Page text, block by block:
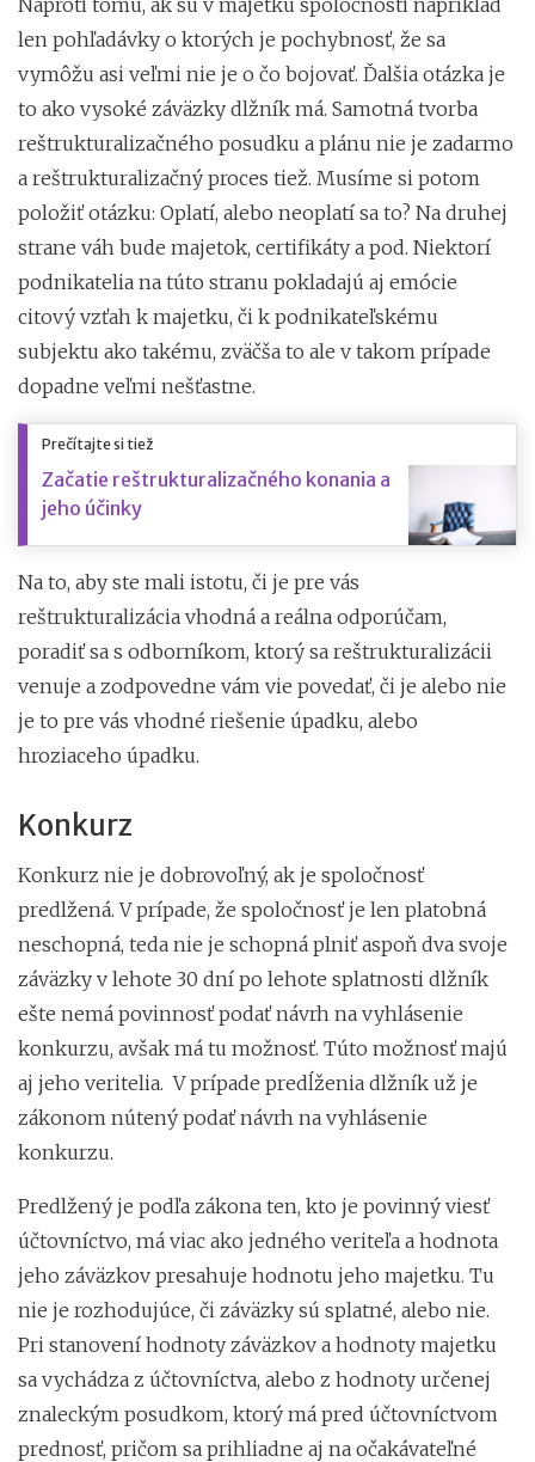
len pohľadávky o ktorých je pochybnosť, že sa
vymôžu asi veľmi nie je o čo bojovať. Ďalšia otázka je
to ako vysoké záväzky dlžník má. Samotná tvorba
reštrukturalizačného posudku a plánu nie je zadarmo
a reštrukturalizačný proces tiež. Musíme si potom
položiť otázku: Oplatí, alebo neoplatí sa to? Na druhej
strane váh bude majetok, certifikáty a pod. Niektorí
podnikatelia na túto stranu pokladajú aj emócie
citový vzťah k majetku, či k podnikateľskému
subjektu ako takému, zväčša to ale v takom prípade
dopadne veľmi nešťastne.
Prečítajte si tiež
Začatie reštrukturalizačného konania a
jeho účinky
Na to, aby ste mali istotu, či je pre vás
reštrukturalizácia vhodná a reálna odporúčam,
poradiť sa s odborníkom, ktorý sa reštrukturalizácii
venuje a zodpovedne vám vie povedať, či je alebo nie
je to pre vás vhodné riešenie úpadku, alebo
hroziaceho úpadku.
Konkurz
Konkurz nie je dobrovoľný, ak je spoločnosť
predlžená. V prípade, že spoločnosť je len platobná
neschopná, teda nie je schopná plniť aspoň dva svoje
záväzky v lehote 30 dní po lehote splatnosti dlžník
ešte nemá povinnosť podať návrh na vyhlásenie
konkurzu, avšak má tu možnosť. Túto možnosť majú
aj jeho veritelia. V prípade predĺženia dlžník už je
zákonom nútený podať návrh na vyhlásenie
konkurzu.
Predlžený je podľa zákona ten, kto je povinný viesť
účtovníctvo, má viac ako jedného veriteľa a hodnota
jeho záväzkov presahuje hodnotu jeho majetku. Tu
nie je rozhodujúce, či záväzky sú splatné, alebo nie.
Pri stanovení hodnoty záväzkov a hodnoty majetku
sa vychádza z účtovníctva, alebo z hodnoty určenej
znaleckým posudkom, ktorý má pred účtovníctvom
prednosť, pričom sa prihliadne aj na očakávateľné